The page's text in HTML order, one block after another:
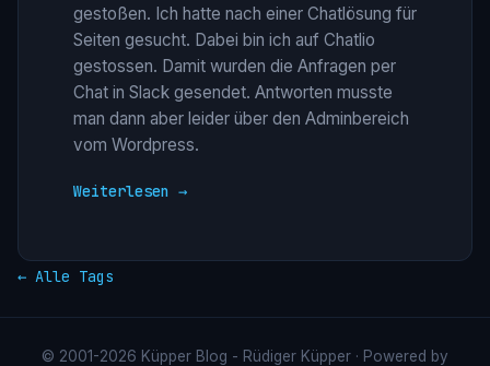
gestoßen. Ich hatte nach einer Chatlösung für
Seiten gesucht. Dabei bin ich auf Chatlio
gestossen. Damit wurden die Anfragen per
Chat in Slack gesendet. Antworten musste
man dann aber leider über den Adminbereich
vom Wordpress.
Weiterlesen →
← Alle Tags
© 2001-2026 Küpper Blog - Rüdiger Küpper · Powered by